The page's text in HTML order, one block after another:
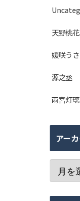
天野桃花
媛咲う
源之丞
雨宮灯璃
アー